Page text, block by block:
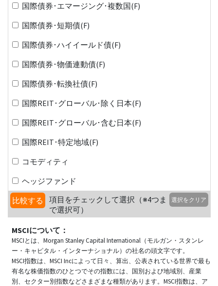
国際債券･エマージング･複数国(F)
国際債券･短期債(F)
国際債券･ハイイールド債(F)
国際債券･物価連動債(F)
国際債券･転換社債(F)
国際REIT･グローバル･除く日本(F)
国際REIT･グローバル･含む日本(F)
国際REIT･特定地域(F)
コモディティ
ヘッジファンド
比較する
項目をチェックして選択（※4つま
で選択可）
選択をクリア
MSCIについて：
MSCIとは、Morgan Stanley Capital International（モルガン・スタンレ
ー・キャピタル・インターナショナル）の社名の頭文字です。
MSCI指数は、MSCI Incによって日々、算出、公表されている世界で最も
有名な株価指数のひとつでその指数には、国別および地域別、産業
別、セクター別指数などさまざまな種類があります。MSCI指数は、ア